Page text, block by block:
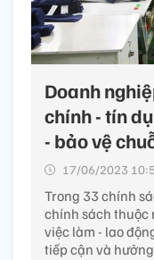
Doanh
chính - tín
- bảo vệ
17/06/2023
Trong 33 chính
chính sách thuộc
việc làm - lao
tiếp cận và